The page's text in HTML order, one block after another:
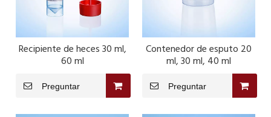
Recipiente de heces 30 ml,
60 ml
Preguntar
Contenedor de esputo 20
ml, 30 ml, 40 ml
Preguntar